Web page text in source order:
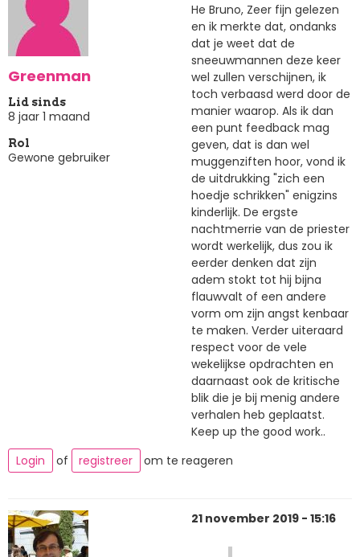
Greenman
Lid sinds
8 jaar 1 maand
Rol
Gewone gebruiker
He Bruno, Zeer fijn gelezen
en ik merkte dat, ondanks
dat je weet dat de
sneeuwmannen deze keer
wel zullen verschijnen, ik
toch verbaasd werd door de
manier waarop. Als ik dan
een punt feedback mag
geven, dat is dan wel
muggenziften hoor, vond ik
de uitdrukking "zich een
hoedje schrikken" enigzins
kinderlijk. De ergste
nachtmerrie van de priester
wordt werkelijk, dus zou ik
eerder denken dat zijn
adem stokt tot hij bijna
flauwvalt of een andere
vorm om zijn angst kenbaar
te maken. Verder uiteraard
respect voor de vele
wekelijkse opdrachten en
daarnaast ook de kritische
blik die je bij menig andere
verhalen heb geplaatst.
Keep up the good work..
Login
of registreer om te reageren
21 november 2019 - 15:16